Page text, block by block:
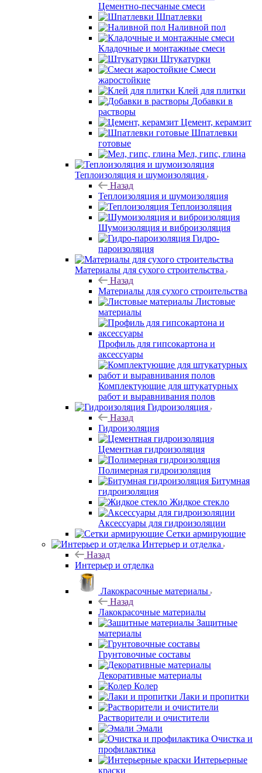
Цементно-песчаные смеси
Шпатлевки
Наливной пол
Кладочные и монтажные смеси
Штукатурки
Смеси
жаростойкие
Клей для плитки
Добавки в
растворы
Цемент, керамзит
Шпатлевки
готовые
Мел, гипс, глина
Теплоизоляция и шумоизоляция
Назад
Теплоизоляция и шумоизоляция
Теплоизоляция
Шумоизоляция и виброизоляция
Гидро-
пароизоляция
Материалы для сухого строительства
Назад
Материалы для сухого строительства
Листовые
материалы
Профиль для гипсокартона и
аксессуары
Комплектующие для штукатурных
работ и выравнивания полов
Гидроизоляция
Назад
Гидроизоляция
Цементная гидроизоляция
Полимерная гидроизоляция
Битумная
гидроизоляция
Жидкое стекло
Аксессуары для гидроизоляции
Сетки армирующие
Интерьер и отделка
Назад
Интерьер и отделка
Лакокрасочные материалы
Назад
Лакокрасочные материалы
Защитные
материалы
Грунтовочные составы
Декоративные материалы
Колер
Лаки и пропитки
Растворители и очистители
Эмали
Очистка и
профилактика
Интерьерные
краски